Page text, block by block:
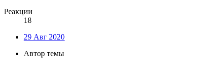
Реакции
18
29 Авг 2020
Автор темы